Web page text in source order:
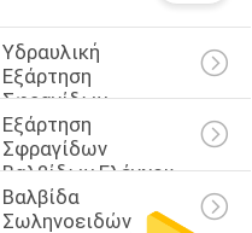
Υδραυλική
Εξάρτηση
Σφραγίδων
Διακοπτών
Εξάρτηση
Σφραγίδων
Βαλβίδων Ελέγχου
Βαλβίδα
Σωληνοειδών